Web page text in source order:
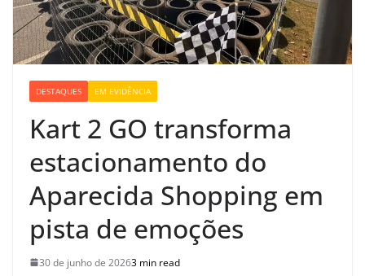
DESTAQUES EM EVIDÊNCIA
Kart 2 GO transforma
estacionamento do
Aparecida Shopping em
pista de emoções
30 de junho de 20263 min read